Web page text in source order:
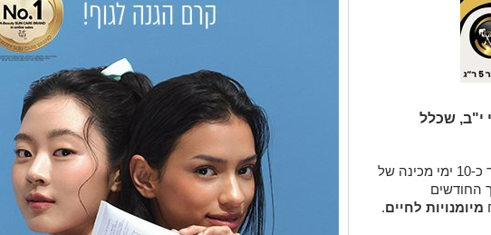
י"ב, שכלל
מתוך כ-10 ימי מכינה של
החודשים
מיומנויות לחיים.